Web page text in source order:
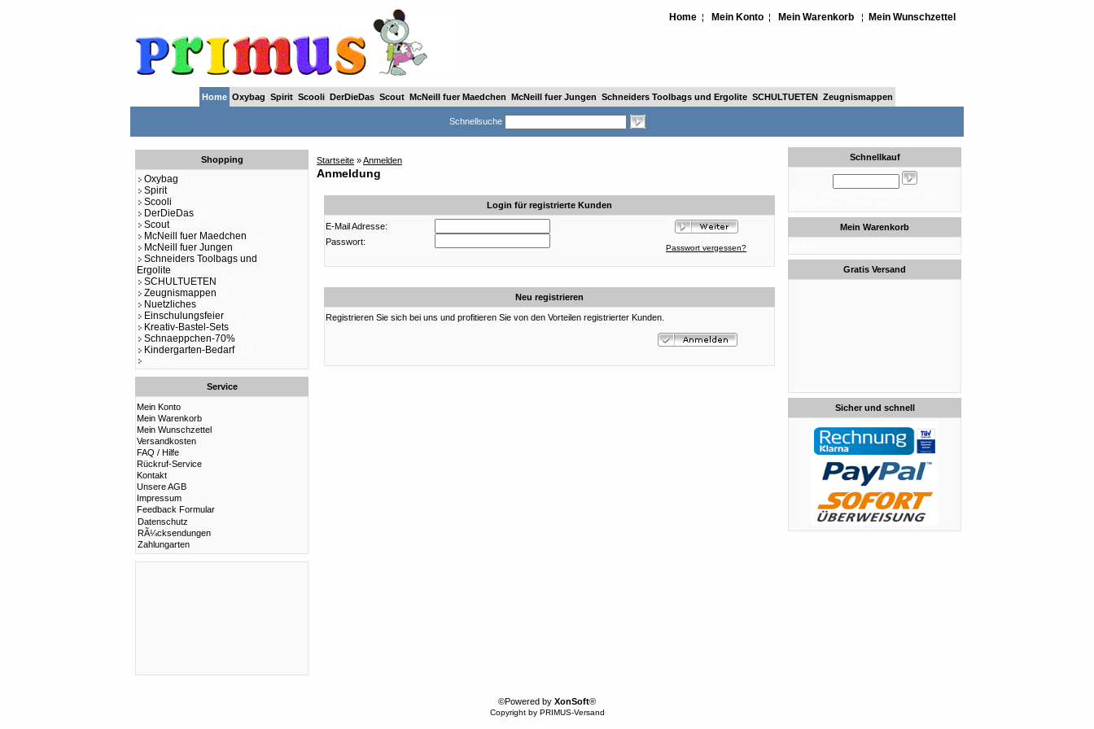
Home ¦ Mein Konto ¦ Mein Warenkorb ¦ Mein Wunschzettel
Home Oxybag Spirit Scooli DerDieDas Scout McNeill fuer Maedchen McNeill fuer Jungen Schneiders Toolbags und Ergolite SCHULTUETEN Zeugnismappen
Schnellsuche
Shopping
Oxybag
Spirit(1)
Scooli
DerDieDas
Scout(6)
McNeill fuer Maedchen
McNeill fuer Jungen
Schneiders Toolbags und
Ergolite
SCHULTUETEN
Zeugnismappen
Nuetzliches
Einschulungsfeier
Kreativ-Bastel-Sets
Schnaeppchen-70%
Kindergarten-Bedarf(11)
Service
Mein Konto
Mein Warenkorb
Mein Wunschzettel
Versandkosten
FAQ / Hilfe
Rückruf-Service
Kontakt
Unsere AGB
Impressum
Feedback Formular
Datenschutz
RÃ¼cksendungen
Zahlungarten
Startseite »Anmelden
Anmeldung
Login für registrierte Kunden
E-Mail Adresse:
Passwort:
Passwort vergessen?
Neu registrieren
Registrieren Sie sich bei uns und profitieren Sie von den Vorteilen registrierter Kunden.
Schnellkauf
Mein Warenkorb
Gratis Versand
Sicher und schnell
©Powered by XonSoft®
Copyright by PRIMUS-Versand